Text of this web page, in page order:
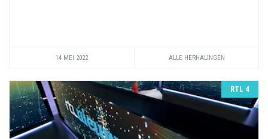
14 MEI 2022 ALLE HERHALINGEN
RTL 4